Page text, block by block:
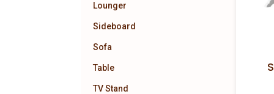
Lounger
Sideboard
Sofa
Table
TV Stand